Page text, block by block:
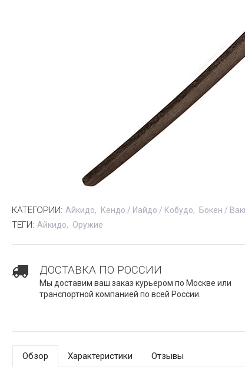
КАТЕГОРИИ: Айкидо Кендо / Иайдо / Кобудо Бокен /
ТЕГИ: Айкидо Оружие
ДОСТАВКА ПО РОССИИ
Мы доставим ваш заказ курьером по Москве или
транспортной компанией по всей России.
Обзор Характеристики Отзывы